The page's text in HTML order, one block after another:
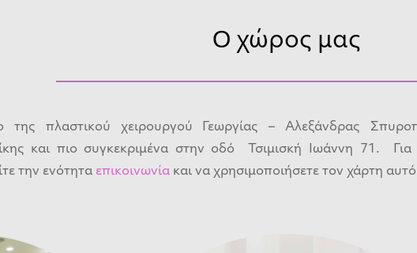
O χώρος μας
της πλαστικού χειρουργού Γεωργίας – Αλεξάνδρας
και πιο συγκεκριμένα στην οδό Τσιμισκή Ιωάννη 71.
την ενότητα επικοινωνίακαι να χρησιμοποιήσετε τον χάρτη